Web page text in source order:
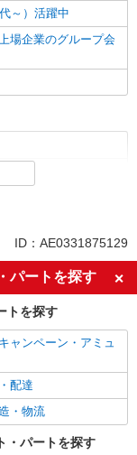
～）活躍中
場企業のグループ会
～）活躍中
場企業のグループ会
ID：AE0331875129
パートを探す
トを探す
ャンペーン・アミュ
配達
・物流
・パートを探す